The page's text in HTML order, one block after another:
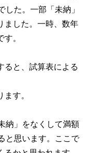
した。一部「未納」
ました。一時、数年
。
ると、試算表による
す。
納」をなくして満額
と思います。ここで